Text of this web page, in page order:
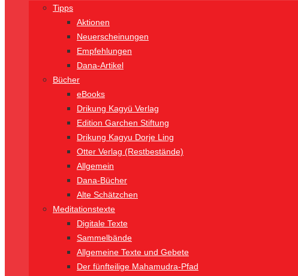
Tipps
Aktionen
Neuerscheinungen
Empfehlungen
Dana-Artikel
Bücher
eBooks
Drikung Kagyü Verlag
Edition Garchen Stiftung
Drikung Kagyu Dorje Ling
Otter Verlag (Restbestände)
Allgemein
Dana-Bücher
Alte Schätzchen
Meditationstexte
Digitale Texte
Sammelbände
Allgemeine Texte und Gebete
Der fünfteilige Mahamudra-Pfad